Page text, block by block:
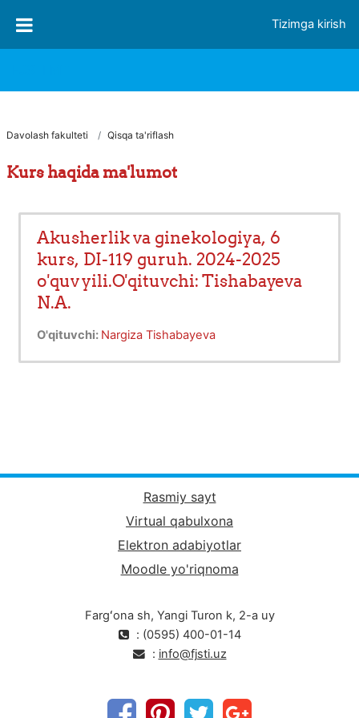
Tizimga kirish
Davolash fakulteti Qisqa ta'riflash
Kurs haqida ma'lumot
Akusherlik va ginekologiya, 6
kurs, DI-119 guruh. 2024-2025
o'quv yili.O'qituvchi: Tishabayeva
N.A.
O'qituvchi: Nargiza Tishabayeva
Rasmiy sayt
Virtual qabulxona
Elektron adabiyotlar
Moodle yo'riqnoma
Fargʻona sh, Yangi Turon k, 2-a uy
: (0595) 400-01-14
: info@fjsti.uz